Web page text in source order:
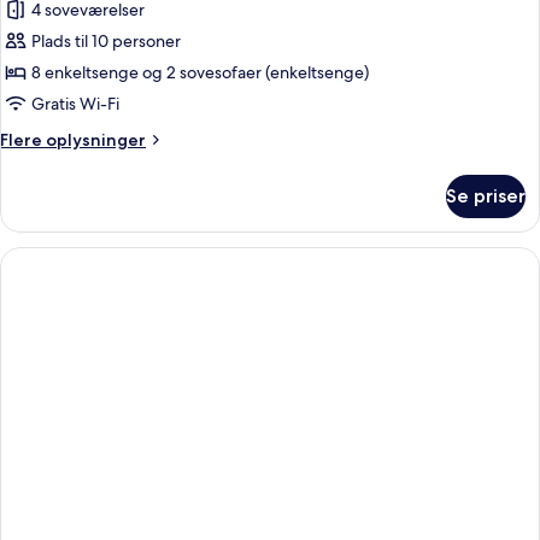
af
Deluxe
Apartment
(With
4 soveværelser
Plads til 10 personer
8 enkeltsenge og 2 sovesofaer (enkeltsenge)
Gratis Wi-Fi
Flere oplysninger
Flere
Apartment
(With
Sauna)
Se priser